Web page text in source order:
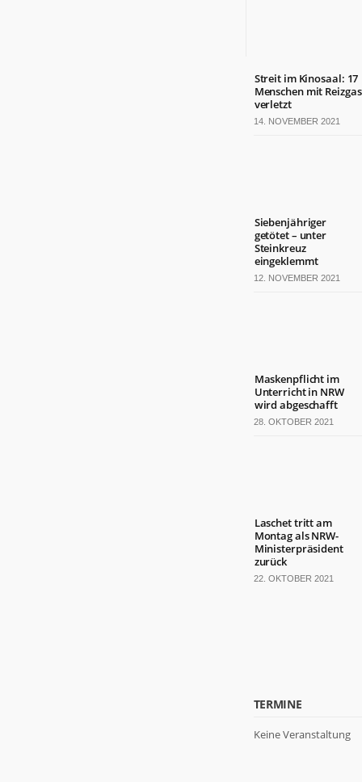
Streit im Kinosaal: 17
Menschen mit Reizgas
verletzt
14. NOVEMBER 2021
Siebenjähriger
getötet – unter
Steinkreuz
eingeklemmt
12. NOVEMBER 2021
Maskenpflicht im
Unterricht in NRW
wird abgeschafft
28. OKTOBER 2021
Laschet tritt am
Montag als NRW-
Ministerpräsident
zurück
22. OKTOBER 2021
TERMINE
Keine Veranstaltung